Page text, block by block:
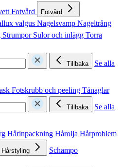
Fotvård Fotvård
valgus Nagelsvamp Nageltrång
Strumpor Sulor och inlägg Torra
Tillbaka
Se alla
Fotskrubb och peeling Tånaglar
Tillbaka
Se alla
Hårinpackning Hårolja Hårproblem
Hårstyling
Schampo